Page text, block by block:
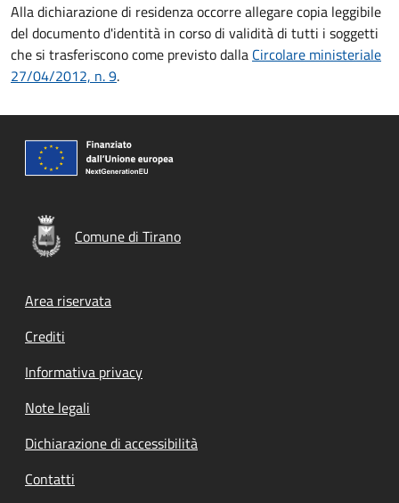
Alla dichiarazione di residenza occorre allegare copia leggibile
del documento d'identità in corso di validità di tutti i soggetti
che si trasferiscono come previsto dalla Circolare ministeriale
27/04/2012, n. 9.
Comune di Tirano
Footer menu
Area riservata
Crediti
Informativa privacy
Note legali
Dichiarazione di accessibilità
Contatti